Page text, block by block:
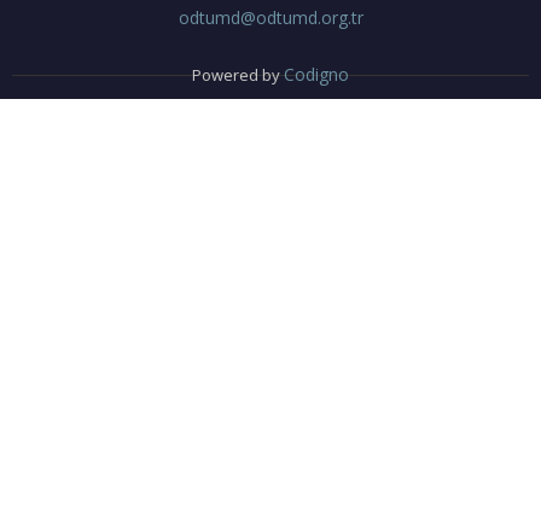
odtumd@odtumd.org.tr
Powered byCodigno